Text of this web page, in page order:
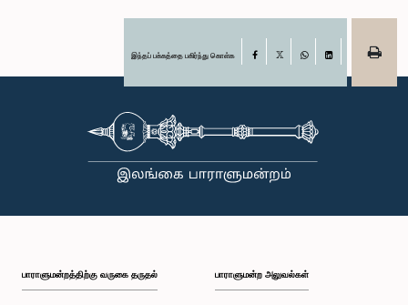
இந்தப் பக்கத்தை பகிர்ந்து கொள்க Facebook
பாராளுமன்றத்திற்கு வருகை தருதல் பாராளுமன்ற அலுவல்கள்